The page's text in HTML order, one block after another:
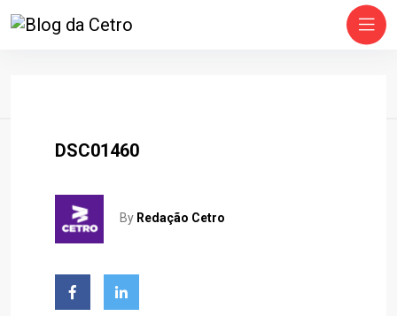
DSC01460
By Redação Cetro